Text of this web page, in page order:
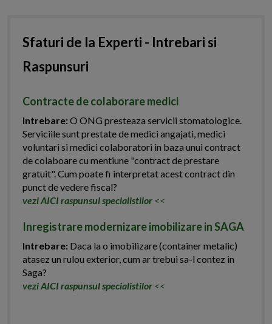
Sfaturi de la Experti - Intrebari si
Raspunsuri
Contracte de colaborare medici
Intrebare:O ONG presteaza servicii stomatologice.
Serviciile sunt prestate de medici angajati, medici
voluntari si medici colaboratori in baza unui contract
de colaboare cu mentiune "contract de prestare
gratuit". Cum poate fi interpretat acest contract din
punct de vedere fiscal?
vezi AICI raspunsul specialistilor <<
Inregistrare modernizare imobilizare in SAGA
Intrebare: Daca la o imobilizare (container metalic)
atasez un rulou exterior, cum ar trebui sa-l contez in
Saga?
vezi AICI raspunsul specialistilor <<